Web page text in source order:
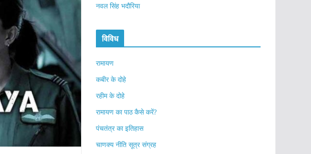
नवल सिंह भदौरिया
विविध
रामायण
कबीर के दोहे
रहीम के दोहे
रामायण का पाठ कैसे करें?
पंचतंत्र का इतिहास
चाणक्य नीति सूत्र संग्रह